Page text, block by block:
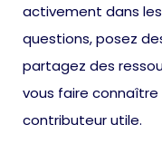
activement dans
questions, posez
partagez des
vous faire
contributeur utile.